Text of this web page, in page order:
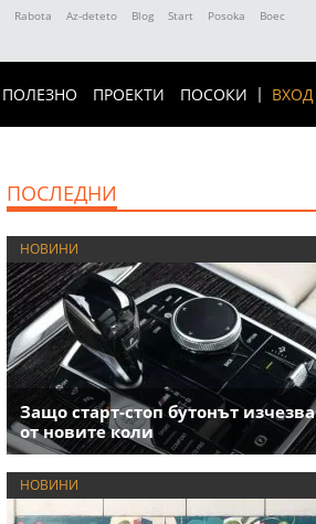
Rabota Az-deteto Blog Start Posoka
Boec
ВХОД
ПОЛЕЗНО ПРОЕКТИ ПОСОКИ
ПОСЛЕДНИ
НОВИНИ
Защо старт-стоп бутонът изчезва
от новите коли
НОВИНИ